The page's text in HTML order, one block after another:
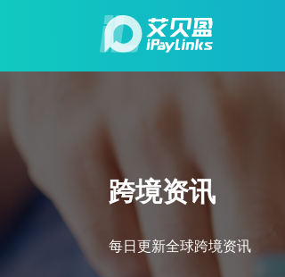
跨境资讯
每日更新全球跨境资讯